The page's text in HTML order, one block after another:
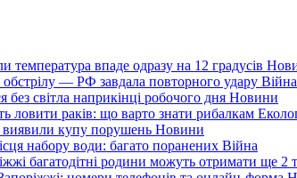
температура впаде одразу на 12 градусів
— РФ завдала повторного удару Війна
світла наприкінці робочого дня Новини
ловити раків: що варто знати рибалкам
виявили купу порушень Новини
набору води: багато поранених Війна
багатодітні родини можуть отримати ще 2